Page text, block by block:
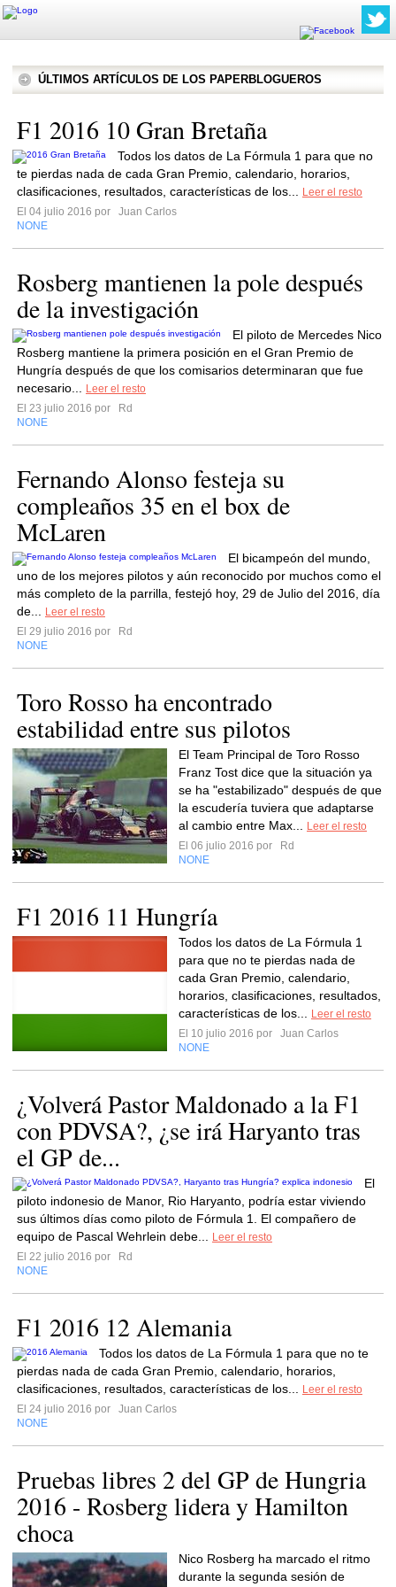
ÚLTIMOS ARTÍCULOS DE LOS PAPERBLOGUEROS
F1 2016 10 Gran Bretaña
Todos los datos de La Fórmula 1 para que no
te pierdas nada de cada Gran Premio, calendario, horarios,
clasificaciones, resultados, características de los...
Leer el resto
El 04 julio 2016 por
Juan Carlos
NONE
Rosberg mantienen la pole después
de la investigación
El piloto de Mercedes Nico
Rosberg mantiene la primera posición en el Gran Premio de
Hungría después de que los comisarios determinaran que fue
necesario...
Leer el resto
El 23 julio 2016 por
Rd
NONE
Fernando Alonso festeja su
compleaños 35 en el box de
McLaren
El bicampeón del mundo,
uno de los mejores pilotos y aún reconocido por muchos como el
más completo de la parrilla, festejó hoy, 29 de Julio del 2016, día
de...
Leer el resto
El 29 julio 2016 por
Rd
NONE
Toro Rosso ha encontrado
estabilidad entre sus pilotos
El Team Principal de Toro Rosso
Franz Tost dice que la situación ya
se ha "estabilizado" después de que
la escudería tuviera que adaptarse
al cambio entre Max...
Leer el resto
El 06 julio 2016 por
Rd
NONE
F1 2016 11 Hungría
Todos los datos de La Fórmula 1
para que no te pierdas nada de
cada Gran Premio, calendario,
horarios, clasificaciones, resultados,
características de los...
Leer el resto
El 10 julio 2016 por
Juan Carlos
NONE
¿Volverá Pastor Maldonado a la F1
con PDVSA?, ¿se irá Haryanto tras
el GP de...
El
piloto indonesio de Manor, Rio Haryanto, podría estar viviendo
sus últimos días como piloto de Fórmula 1. El compañero de
equipo de Pascal Wehrlein debe...
Leer el resto
El 22 julio 2016 por
Rd
NONE
F1 2016 12 Alemania
Todos los datos de La Fórmula 1 para que no te
pierdas nada de cada Gran Premio, calendario, horarios,
clasificaciones, resultados, características de los...
Leer el resto
El 24 julio 2016 por
Juan Carlos
NONE
Pruebas libres 2 del GP de Hungria
2016 - Rosberg lidera y Hamilton
choca
Nico Rosberg ha marcado el ritmo
durante la segunda sesión de